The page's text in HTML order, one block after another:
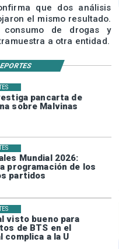
pancarta de
sobre Malvinas
Mundial 2026:
programación de los
partidos
visto bueno para
de BTS en el
complica a la U
que dos análisis
el mismo resultado.
consumo de drogas y
a otra entidad.